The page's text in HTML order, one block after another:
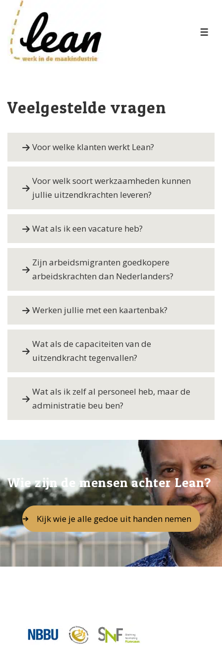
Doorgaan
naar
hoofdinhoud
Veelgestelde vragen
Voor welke klanten werkt Lean?
Voor welk soort werkzaamheden kunnen
jullie uitzendkrachten leveren?
Wat als ik een vacature heb?
Zijn arbeidsmigranten goedkopere
arbeidskrachten dan Nederlanders?
Werken jullie met een kaartenbak?
Wat als de capaciteiten van de
uitzendkracht tegenvallen?
Wat als ik zelf al personeel heb, maar de
administratie beu ben?
Wie zijn de mensen achter Lean?
Kijk wie je alle gedoe uit handen nemen